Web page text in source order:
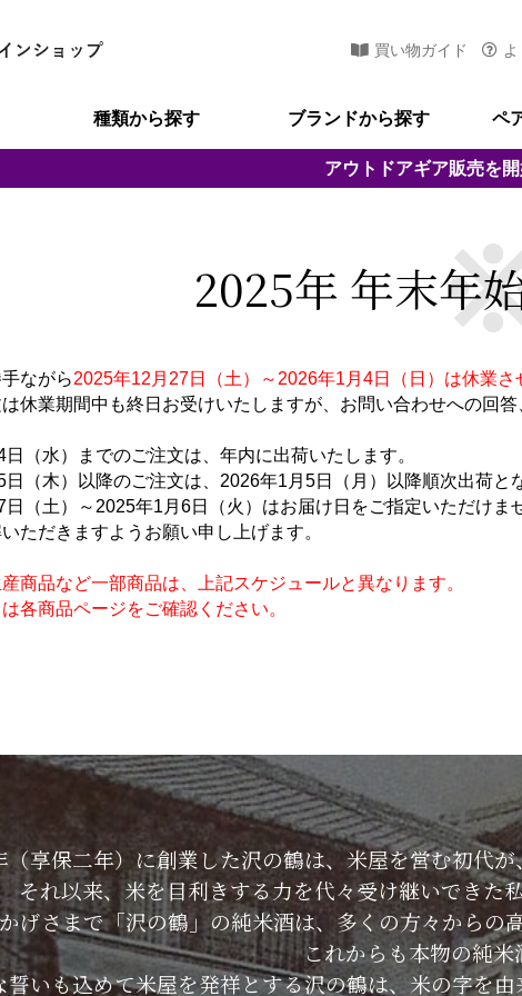
買い物ガイド
種類から探す ブランドから探す ペ
アウトドアギア販売を開
2025年 年末年
ながら2025年12月27日（土）～2026年1月4日（日）は休業さ
休業期間中も終日お受けいたしますが、お問い合わせへの回
日（水）までのご注文は、年内に出荷いたします。
日（木）以降のご注文は、2026年1月5日（月）以降順次出荷と
日（土）～2025年1月6日（火）はお届け日をご指定いただけま
ただきますようお願い申し上げます。
商品など一部商品は、上記スケジュールと異なります。
各商品ページをご確認ください。
（享保二年）に創業した沢の鶴は、米屋を営む初代
それ以来、米を目利きする力を代々受け継いできた
げさまで「沢の鶴」の純米酒は、多くの方々からの
これからも本物の純
誓いも込めて米屋を発祥とする沢の鶴は、米の字を